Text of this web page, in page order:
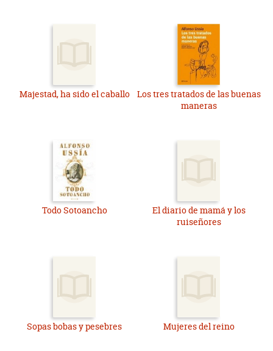
Majestad, ha sido el caballo
Los tres tratados de las buenas
maneras
Todo Sotoancho
El diario de mamá y los
ruiseñores
Sopas bobas y pesebres Mujeres del reino